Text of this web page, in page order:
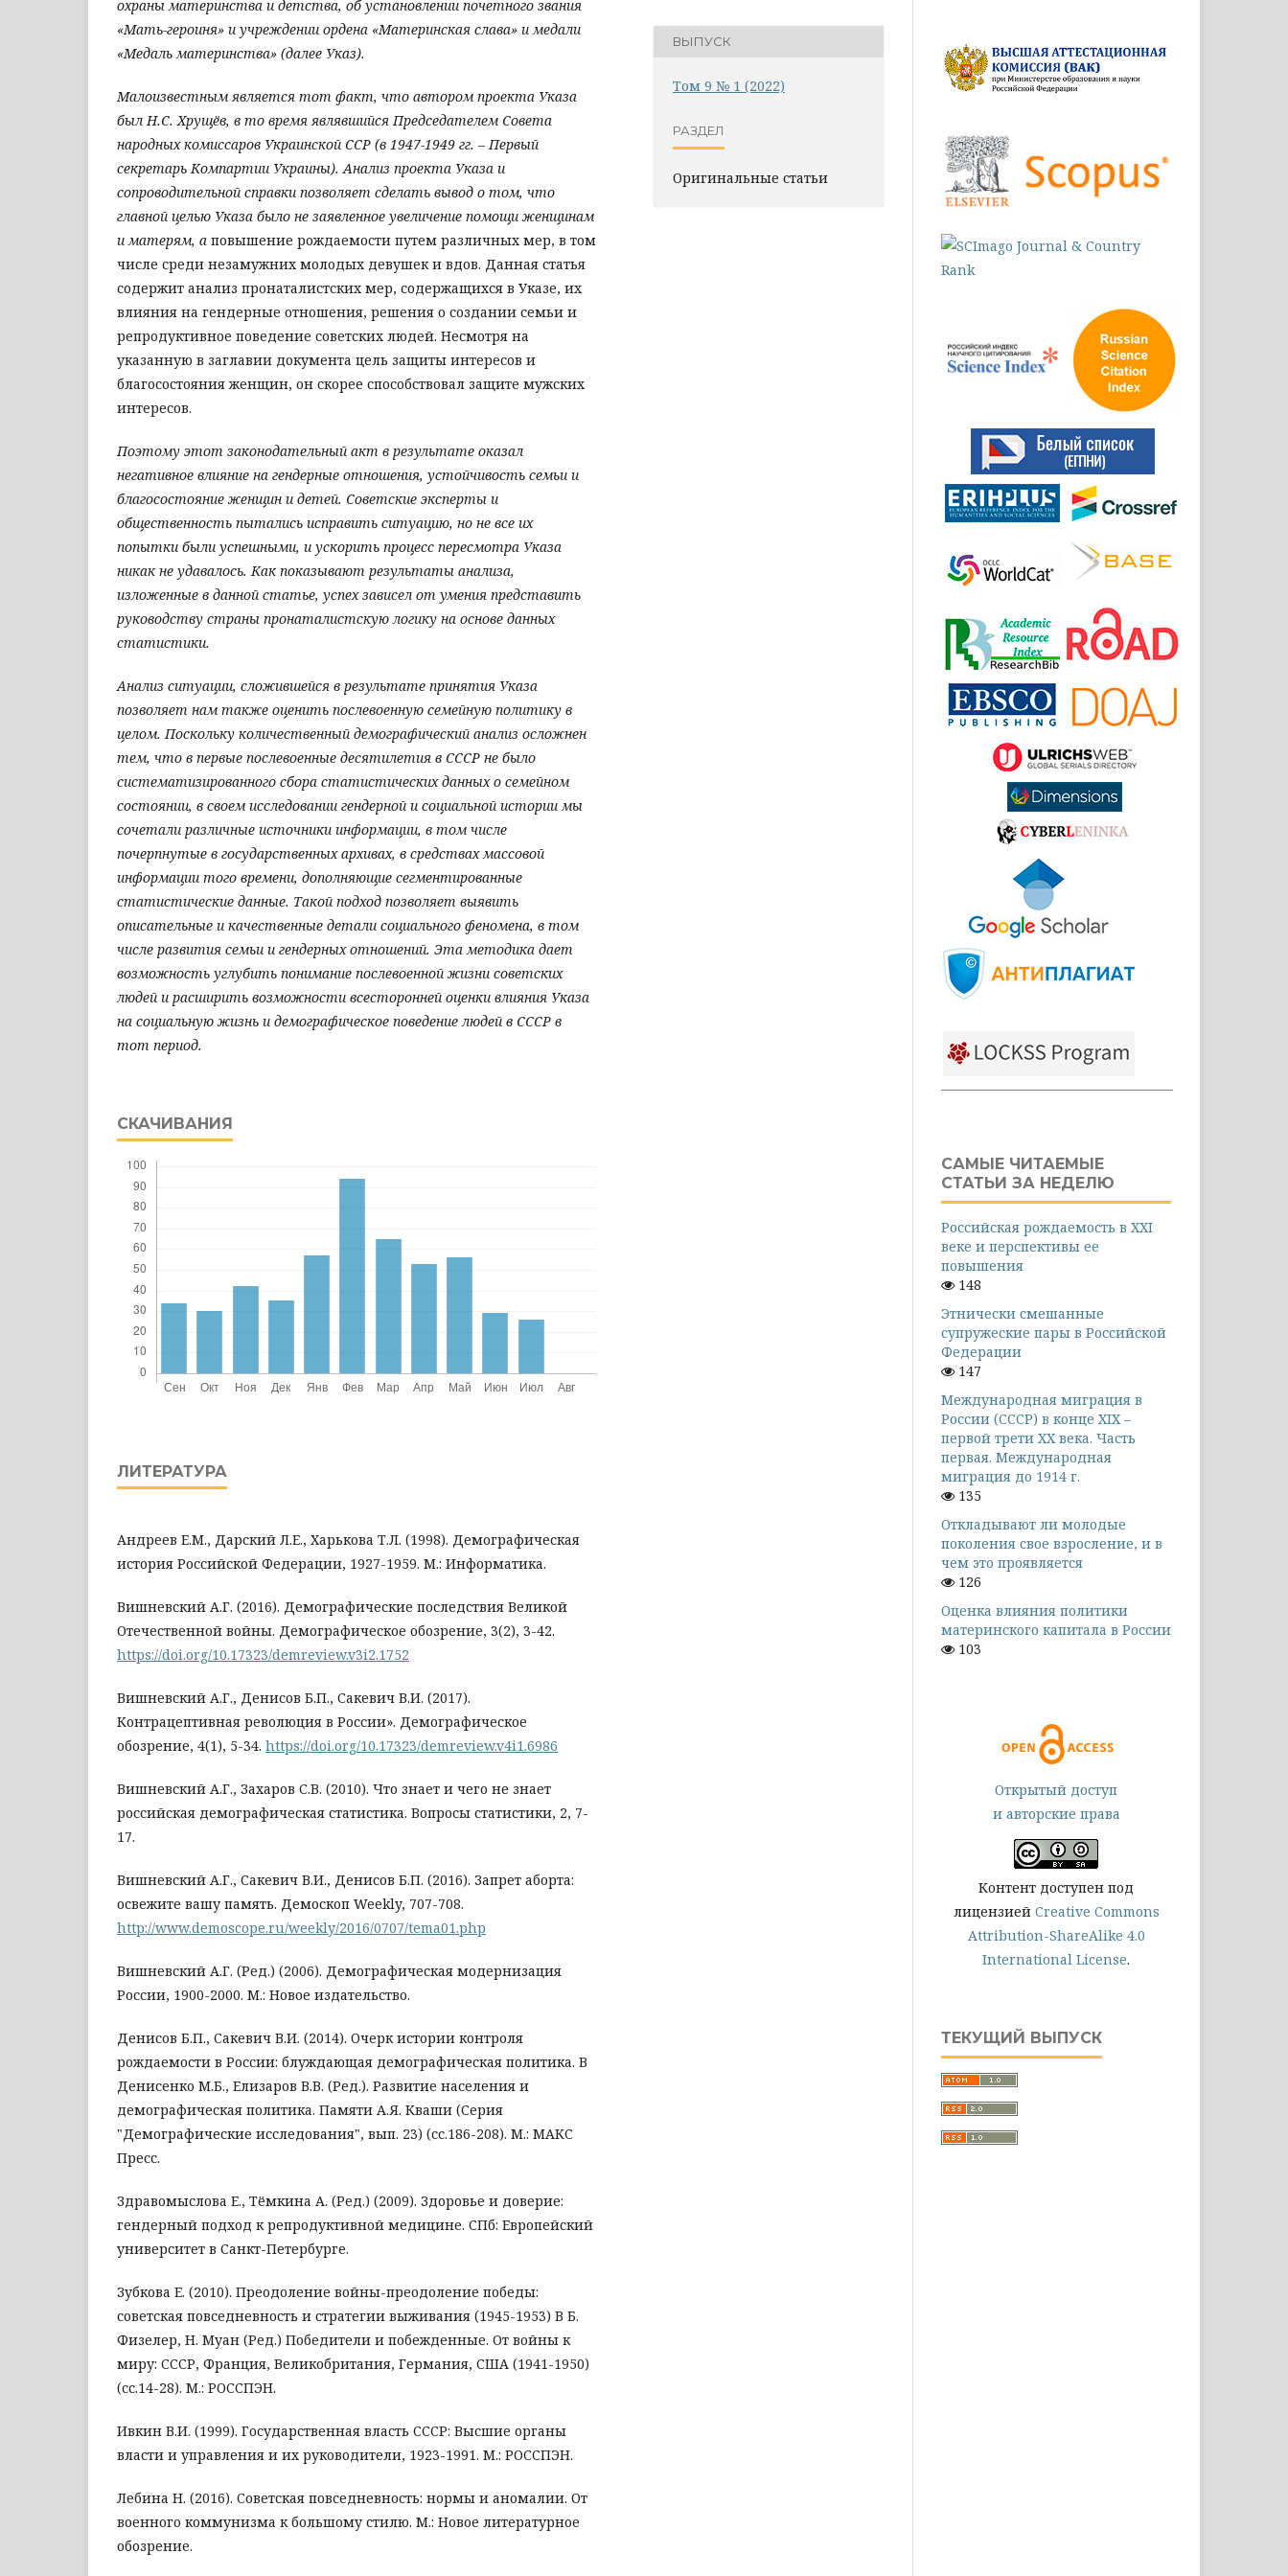
охраны материнства и детства, об установлении почетного звания
«Мать-героиня» и учреждении ордена «Материнская слава» и медали
«Медаль материнства» (далее Указ).
Малоизвестным является тот факт, что автором проекта Указа
был Н.С. Хрущёв, в то время являвшийся Председателем Совета
народных комиссаров Украинской ССР (в 1947-1949 гг. – Первый
секретарь Компартии Украины). Анализ проекта Указа и
сопроводительной справки позволяет сделать вывод о том, что
главной целью Указа было не заявленное увеличение помощи женщинам
и матерям, а повышение рождаемости путем различных мер, в том
числе среди незамужних молодых девушек и вдов. Данная статья
содержит анализ пронаталистских мер, содержащихся в Указе, их
влияния на гендерные отношения, решения о создании семьи и
репродуктивное поведение советских людей. Несмотря на
указанную в заглавии документа цель защиты интересов и
благосостояния женщин, он скорее способствовал защите мужских
интересов.
Поэтому этот законодательный акт в результате оказал
негативное влияние на гендерные отношения, устойчивость семьи и
благосостояние женщин и детей. Советские эксперты и
общественность пытались исправить ситуацию, но не все их
попытки были успешными, и ускорить процесс пересмотра Указа
никак не удавалось. Как показывают результаты анализа,
изложенные в данной статье, успех зависел от умения представить
руководству страны пронаталистскую логику на основе данных
статистики.
Анализ ситуации, сложившейся в результате принятия Указа
позволяет нам также оценить послевоенную семейную политику в
целом. Поскольку количественный демографический анализ осложнен
тем, что в первые послевоенные десятилетия в СССР не было
систематизированного сбора статистических данных о семейном
состоянии, в своем исследовании гендерной и социальной истории мы
сочетали различные источники информации, в том числе
почерпнутые в государственных архивах, в средствах массовой
информации того времени, дополняющие сегментированные
статистические данные. Такой подход позволяет выявить
описательные и качественные детали социального феномена, в том
числе развития семьи и гендерных отношений. Эта методика дает
возможность углубить понимание послевоенной жизни советских
людей и расширить возможности всесторонней оценки влияния Указа
на социальную жизнь и демографическое поведение людей в СССР в
тот период.
СКАЧИВАНИЯ
ЛИТЕРАТУРА
Андреев Е.М., Дарский Л.Е., Харькова Т.Л. (1998). Демографическая
история Российской Федерации, 1927-1959. М.: Информатика.
Вишневский А.Г. (2016). Демографические последствия Великой
Отечественной войны. Демографическое обозрение, 3(2), 3-42.
https://doi.org/10.17323/demreview.v3i2.1752
Вишневский А.Г., Денисов Б.П., Сакевич В.И. (2017).
Контрацептивная революция в России». Демографическое
обозрение, 4(1), 5-34. https://doi.org/10.17323/demreview.v4i1.6986
Вишневский А.Г., Захаров С.B. (2010). Что знает и чего не знает
российская демографическая статистика. Вопросы статистики, 2, 7-
17.
Вишневский А.Г., Сакевич В.И., Денисов Б.П. (2016). Запрет аборта:
освежите вашу память. Демоскоп Weekly, 707-708.
http://www.demoscope.ru/weekly/2016/0707/tema01.php
Вишневский А.Г. (Ред.) (2006). Демографическая модернизация
России, 1900-2000. М.: Новое издательство.
Денисов Б.П., Сакевич В.И. (2014). Очерк истории контроля
рождаемости в России: блуждающая демографическая политика. В
Денисенко М.Б., Елизаров В.В. (Ред.). Развитие населения и
демографическая политика. Памяти А.Я. Кваши (Серия
"Демографические исследования", вып. 23) (сс.186-208). М.: МАКС
Пресс.
Здравомыслова Е., Тёмкина А. (Ред.) (2009). Здоровье и доверие:
гендерный подход к репродуктивной медицине. СПб: Европейский
университет в Санкт-Петербурге.
Зубкова Е. (2010). Преодоление войны-преодоление победы:
советская повседневность и стратегии выживания (1945-1953) В Б.
Физелер, Н. Муан (Ред.) Победители и побежденные. От войны к
миру: СССР, Франция, Великобритания, Германия, США (1941-1950)
(сс.14-28). М.: РОССПЭН.
Ивкин В.И. (1999). Государственная власть СССР: Высшие органы
власти и управления и их руководители, 1923-1991. М.: РОССПЭН.
Лебина Н. (2016). Советская повседневность: нормы и аномалии. От
военного коммунизма к большому стилю. М.: Новое литературное
обозрение.
ВЫПУСК
Том 9 № 1 (2022)
РАЗДЕЛ
Оригинальные статьи
САМЫЕ ЧИТАЕМЫЕ
СТАТЬИ ЗА НЕДЕЛЮ
Российская рождаемость в XXI
веке и перспективы ее
повышения
148
Этнически смешанные
супружеские пары в Российской
Федерации
147
Международная миграция в
России (СССР) в конце XIX –
первой трети XX века. Часть
первая. Международная
миграция до 1914 г.
135
Откладывают ли молодые
поколения свое взросление, и в
чем это проявляется
126
Оценка влияния политики
материнского капитала в России
103
Открытый доступ
и авторские права
Контент доступен под
лицензией Creative Commons
Attribution-ShareAlike 4.0
International License.
ТЕКУЩИЙ ВЫПУСК